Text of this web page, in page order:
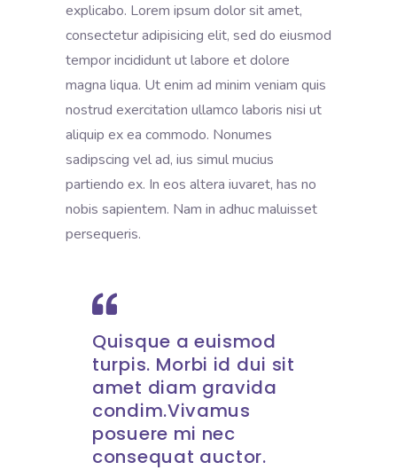
explicabo. Lorem ipsum dolor sit amet,
consectetur adipisicing elit, sed do eiusmod
tempor incididunt ut labore et dolore
magna liqua. Ut enim ad minim veniam quis
nostrud exercitation ullamco laboris nisi ut
aliquip ex ea commodo. Nonumes
sadipscing vel ad, ius simul mucius
partiendo ex. In eos altera iuvaret, has no
nobis sapientem. Nam in adhuc maluisset
persequeris.
Quisque a euismod
turpis. Morbi id dui sit
amet diam gravida
condim.Vivamus
posuere mi nec
consequat auctor.